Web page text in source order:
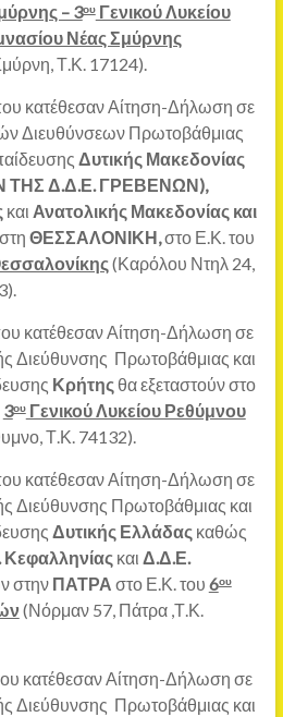
– 3ουΓενικού Λυκείου
Νέας Σμύρνης
Τ.Κ. 17124).
κατέθεσαν Αίτηση-Δήλωση σε
Διευθύνσεων Πρωτοβάθμιας
Δυτικής Μακεδονίας
ΤΗΣ Δ.Δ.Ε. ΓΡΕΒΕΝΩΝ),
και Ανατολικής Μακεδονίας και
ΘΕΣΣΑΛΟΝΙΚΗ,στο Ε.Κ. του
(Καρόλου Ντηλ 24,
κατέθεσαν Αίτηση-Δήλωση σε
Διεύθυνσης Πρωτοβάθμιας και
Κρήτης θα εξεταστούν στο
3ουΓενικού Λυκείου Ρεθύμνου
Τ.Κ. 74132).
κατέθεσαν Αίτηση-Δήλωση σε
Διεύθυνσης Πρωτοβάθμιας και
Δυτικής Ελλάδας καθώς
και Δ.Δ.Ε.
στην ΠΑΤΡΑ στο Ε.Κ. του 6ου
(Νόρμαν 57, Πάτρα ,Τ.Κ.
κατέθεσαν Αίτηση-Δήλωση σε
Διεύθυνσης Πρωτοβάθμιας και